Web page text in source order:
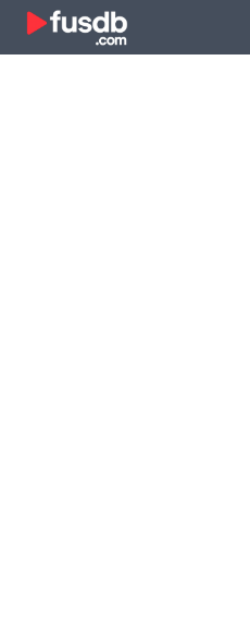
Zum Inhalt springen